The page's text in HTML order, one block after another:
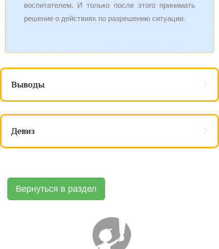
воспитателем. И только после этого принимать
решение о действиях по разрешению ситуации.
Выводы
Девиз
Вернуться в раздел